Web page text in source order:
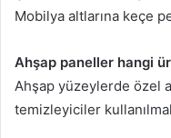
Mobilya altlarına keçe
Ahşap paneller hangi
Ahşap yüzeylerde özel
temizleyiciler